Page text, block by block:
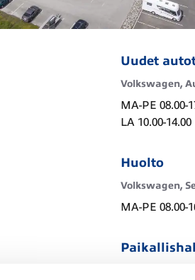
Uudet
Volkswagen,
MA-PE 08.00-
LA 10.00-14.00
Huolto
Volkswagen,
MA-PE 08.00-